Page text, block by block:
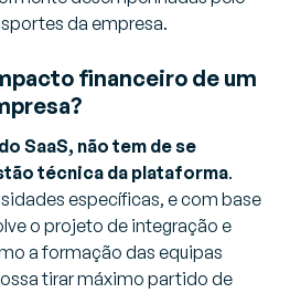
da empresa.
financeiro de um
SaaS, não tem de se
técnica da plataforma.
específicas, e com base
o projeto de integração e
a formação das equipas
tirar máximo partido de